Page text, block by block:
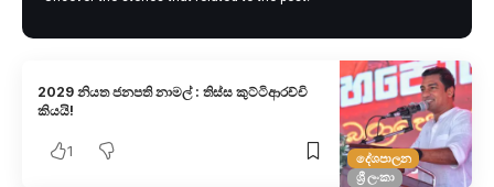
දේශපාලන
ශ්‍රී ලංකා
2029 නියත ජනපති නාමල් : තිස්ස කුට්ටිආරච්චි
කියයි!
1